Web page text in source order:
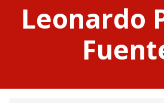
Leonardo